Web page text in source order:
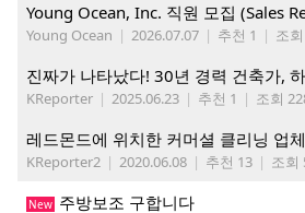
Young Ocean, Inc. 직원 모집 (Sales
Young Ocean | 2026.07.07 | 추천 1 | 조
KReporter | 2025.06.23 | 추천 1 | 조회
KReporter2 | 2020.06.08 | 추천 13 | 조회
New 주방보조 구합니다